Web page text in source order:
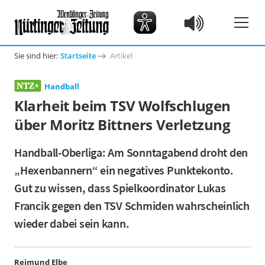
Sie sind hier: Startseite Artikel
Handball
Klarheit beim TSV Wolfschlugen
über Moritz Bittners Verletzung
Handball-Oberliga: Am Sonntagabend droht den
„Hexenbannern“ ein negatives Punktekonto.
Gut zu wissen, dass Spielkoordinator Lukas
Francik gegen den TSV Schmiden wahrscheinlich
wieder dabei sein kann.
Reimund Elbe